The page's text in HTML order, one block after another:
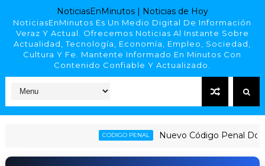
NoticiasEnMinutos | Noticias de Hoy
NoticiasEnMinutos Es Un Medio Digital De Información
Veraz Y Actual. Ofrecemos Noticias Al Instante Sobre
Actualidad, Tecnología, Economía, Empleo, Sociedad,
Cultura Y Fe. Mantente Informado En Minutos Con
Contenido Confiable Y Actualizado.
CODIGO PENAL Nuevo Código Penal